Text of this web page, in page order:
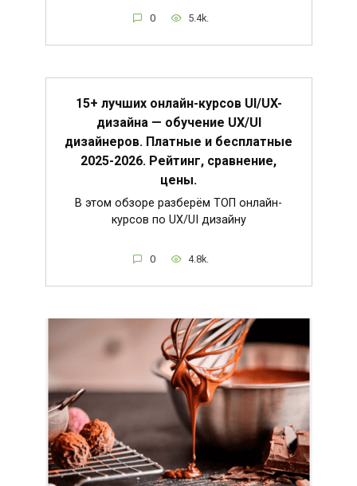
0 5.4k.
15+ лучших онлайн-курсов UI/UX-
дизайна — обучение UX/UI
дизайнеров. Платные и бесплатные
2025-2026. Рейтинг, сравнение,
цены.
В этом обзоре разберём ТОП онлайн-
курсов по UX/UI дизайну
0 4.8k.